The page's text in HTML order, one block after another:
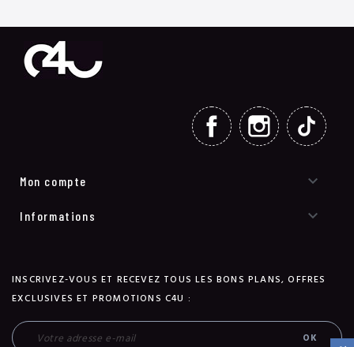
FACEBOOK INSTAGRAM
Mon compte 
Informations 
INSCRIVEZ-VOUS ET RECEVEZ TOUS LES BONS PLANS, OFFRES
EXCLUSIVES ET PROMOTIONS C4U :